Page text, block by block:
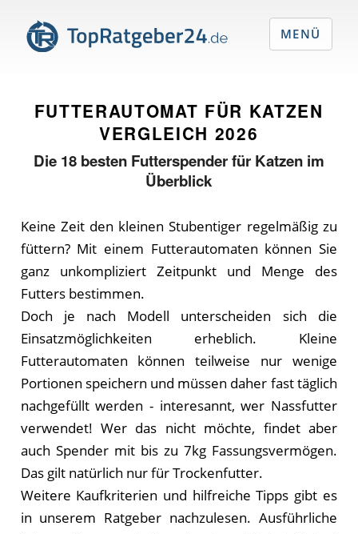
FUTTERAUTOMAT FÜR KATZEN
VERGLEICH 2026
Die 18 besten Futterspender für Katzen im
Überblick
Keine Zeit den kleinen Stubentiger regelmäßig zu
füttern? Mit einem Futterautomaten können Sie
ganz unkompliziert Zeitpunkt und Menge des
Futters bestimmen.
Doch je nach Modell unterscheiden sich die
Einsatzmöglichkeiten erheblich. Kleine
Futterautomaten können teilweise nur wenige
Portionen speichern und müssen daher fast täglich
nachgefüllt werden - interesannt, wer Nassfutter
verwendet! Wer das nicht möchte, findet aber
auch Spender mit bis zu 7kg Fassungsvermögen.
Das gilt natürlich nur für Trockenfutter.
Weitere Kaufkriterien und hilfreiche Tipps gibt es
in unserem Ratgeber nachzulesen. Aus­führ­li­che
MENÜ